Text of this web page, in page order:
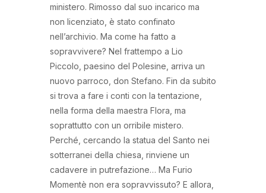
ministero. Rimosso dal suo incarico ma
non licenziato, è stato confinato
nell’archivio. Ma come ha fatto a
sopravvivere? Nel frattempo a Lio
Piccolo, paesino del Polesine, arriva un
nuovo parroco, don Stefano. Fin da subito
si trova a fare i conti con la tentazione,
nella forma della maestra Flora, ma
soprattutto con un orribile mistero.
Perché, cercando la statua del Santo nei
sotterranei della chiesa, rinviene un
cadavere in putrefazione… Ma Furio
Momentè non era sopravvissuto? E allora,